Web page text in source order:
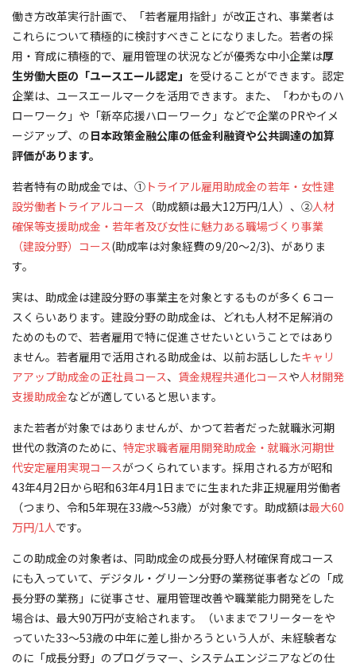
働き方改革実行計画で、「若者雇用指針」が改正され、事業者は
これらについて積極的に検討すべきことになりました。若者の採
用・育成に積極的で、雇用管理の状況などが優秀な中小企業は厚
生労働大臣の「ユースエール認定」 を受けることができます。認定
企業は、ユースエールマークを活用できます。また、「わかものハ
ローワーク」や「新卒応援ハローワーク」などで企業のPRやイメ
ージアップ、の日本政策金融公庫の低金利融資や公共調達の加算
評価があります。
若者特有の助成金では、① トライアル雇用助成金の若年・女性建
設労働者トライアルコース （助成額は最大12万円/1人）、②人材
確保等支援助成金・若年者及び女性に魅力ある職場づくり事業
（建設分野）コース(助成率は対象経費の9/20～2/3)、がありま
す。
実は、助成金は建設分野の事業主を対象とするものが多く６コー
スくらいあります。建設分野の助成金は、どれも人材不足解消の
ためのもので、若者雇用で特に促進させたいということではあり
ません。若者雇用で活用される助成金は、以前お話ししたキャリ
アアップ助成金の正社員コース、 賃金規程共通化コースや人材開発
支援助成金などが適していると思います。
また若者が対象ではありませんが、かつて若者だった就職氷河期
世代の救済のために、 特定求職者雇用開発助成金・就職氷河期世
代安定雇用実現コースがつくられています。採用される方が昭和
43年4月2日から昭和63年4月1日までに生まれた非正規雇用労働者
（つまり、令和5年現在33歳～53歳）が対象です。助成額は最大60
万円/1人です。
この助成金の対象者は、同助成金の成長分野人材確保育成コース
にも入っていて、デジタル・グリーン分野の業務従事者などの「成
長分野の業務」に従事させ、雇用管理改善や職業能力開発をした
場合は、最大90万円が支給されます。（いままでフリーターをや
っていた33～53歳の中年に差し掛かろうという人が、未経験者な
のに「成長分野」のプログラマー、システムエンジニアなどの仕